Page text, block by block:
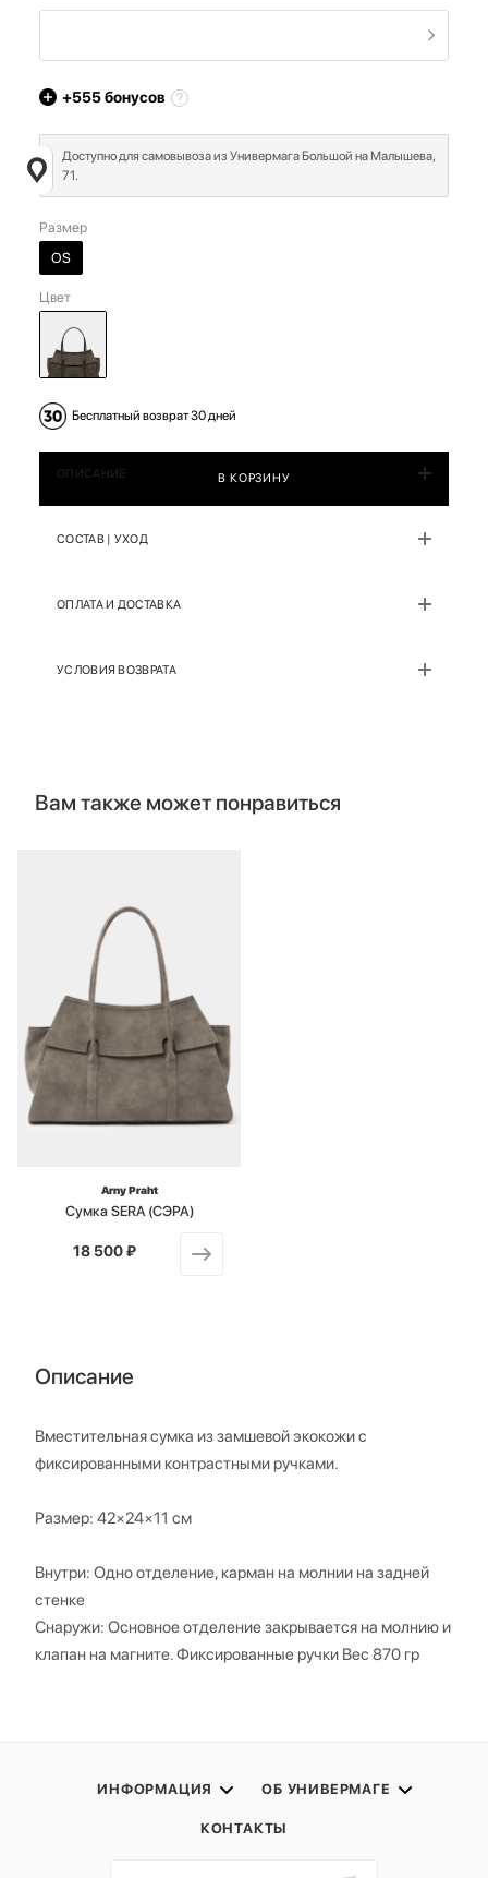
+555бонусов
Доступно для самовывоза из Универмага Большой на Малышева,
71.
Размер
OS
Цвет
Бесплатный возврат 30 дней
В КОРЗИНУ
ОПИСАНИЕ
СОСТАВ | УХОД
ОПЛАТА И ДОСТАВКА
УСЛОВИЯ ВОЗВРАТА
Вам также может понравиться
Arny Praht
Сумка SERA (СЭРА)
от
18 500 ₽
Описание
Вместительная сумка из замшевой экокожи с
фиксированными контрастными ручками.
Размер: 42×24×11 см
Внутри: Одно отделение, карман на молнии на задней
стенке
Снаружи: Основное отделение закрывается на молнию и
клапан на магните. Фиксированные ручки Вес 870 гр
ИНФОРМАЦИЯ ОБ УНИВЕРМАГЕ
КОНТАКТЫ